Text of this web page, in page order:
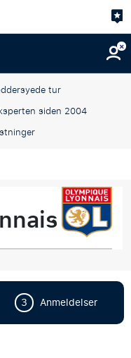
tur
siden 2004
3 Anmeldelser